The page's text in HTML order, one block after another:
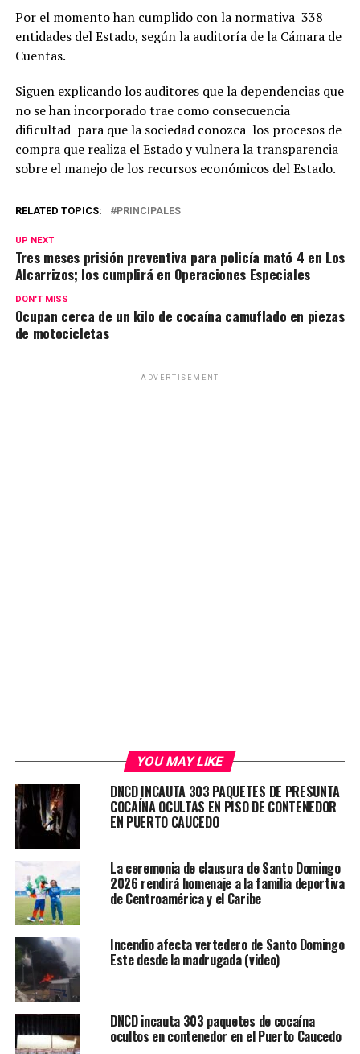
Por el momento han cumplido con la normativa 338
entidades del Estado, según la auditoría de la Cámara de
Cuentas.
Siguen explicando los auditores que la dependencias que
no se han incorporado trae como consecuencia
dificultad para que la sociedad conozca los procesos de
compra que realiza el Estado y vulnera la transparencia
sobre el manejo de los recursos económicos del Estado.
RELATED TOPICS: PRINCIPALES
UP NEXT
Tres meses prisión preventiva para policía mató 4 en Los
Alcarrizos; los cumplirá en Operaciones Especiales
DON'T MISS
Ocupan cerca de un kilo de cocaína camuflado en piezas
de motocicletas
ADVERTISEMENT
YOU MAY LIKE
DNCD INCAUTA 303 PAQUETES DE PRESUNTA
COCAÍNA OCULTAS EN PISO DE CONTENEDOR
EN PUERTO CAUCEDO
La ceremonia de clausura de Santo Domingo
2026 rendirá homenaje a la familia deportiva
de Centroamérica y el Caribe
Incendio afecta vertedero de Santo Domingo
Este desde la madrugada (video)
DNCD incauta 303 paquetes de cocaína
ocultos en contenedor en el Puerto Caucedo